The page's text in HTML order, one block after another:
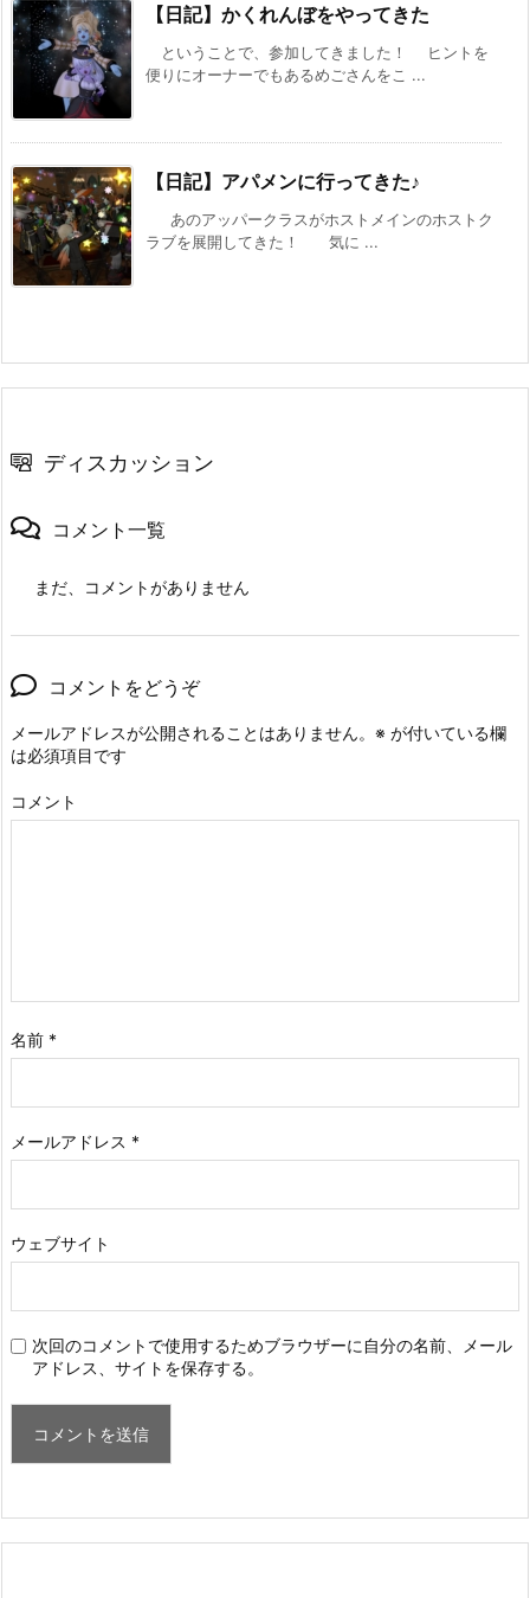
【日記】かくれんぼをやってきた
ということで、参加してきました！ ヒントを
便りにオーナーでもあるめごさんをこ ...
【日記】アパメンに行ってきた♪
あのアッパークラスがホストメインのホストク
ラブを展開してきた！ 気に ...
ディスカッション
コメント一覧
まだ、コメントがありません
コメントをどうぞ
メールアドレスが公開されることはありません。 ※ が付いている欄
は必須項目です
コメント
名前 *
メールアドレス *
ウェブサイト
次回のコメントで使用するためブラウザーに自分の名前、メール
アドレス、サイトを保存する。